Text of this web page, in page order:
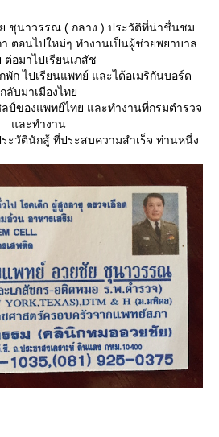
ชุนาวรรณ ( กลาง ) ประวัติที่น่าชื่นชม
ตอนไปใหม่ๆ ทำงานเป็นผู้ช่วยพยาบาล
ต่อมาไปเรียนเภสัช
พัก ไปเรียนแพทย์ และได้อเมริกันบอร์ด
กลับมาเมืองไท
ป์ของแพทย์ไทย และทำงานที่กรมตำรวจ
ละทำงาน
ะวัตินักสู้ ที่ประสบความสำเร็จ ท่านหนี่ง